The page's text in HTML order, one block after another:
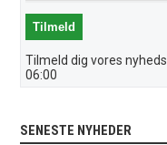
Tilmeld dig vores
06:00
SENESTE NYHEDER